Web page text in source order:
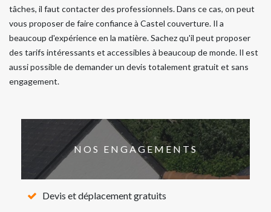
tâches, il faut contacter des professionnels. Dans ce cas, on peut
vous proposer de faire confiance à Castel couverture. Il a
beaucoup d'expérience en la matière. Sachez qu'il peut proposer
des tarifs intéressants et accessibles à beaucoup de monde. Il est
aussi possible de demander un devis totalement gratuit et sans
engagement.
NOS ENGAGEMENTS
Devis et déplacement gratuits